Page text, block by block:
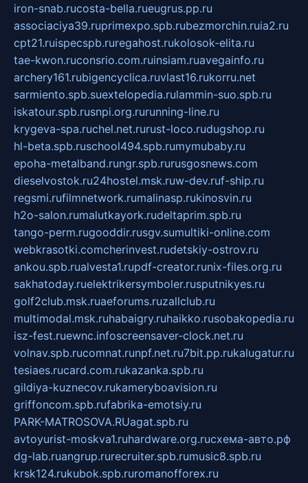
iron-snab.rucosta-bella.rueugrus.pp.ru
associaciya39.ruprimexpo.spb.rubezmorchin.ruia2.ru
cpt21.ruispecspb.ruregahost.rukolosok-elita.ru
tae-kwon.ruconsrio.com.ruinsiam.ruavegainfo.ru
archery161.rubigencyclica.ruvlast16.rukorru.net
sarmiento.spb.suextelopedia.rulammin-suo.spb.ru
iskatour.spb.rusnpi.org.rurunning-line.ru
krygeva-spa.ruchel.net.rurust-loco.rudugshop.ru
hl-beta.spb.ruschool494.spb.rumymubaby.ru
epoha-metalband.rungr.spb.rurusgosnews.com
dieselvostok.ru24hostel.msk.ruw-dev.ruf-ship.ru
regsmi.rufilmnetwork.rumalinasp.rukinosvin.ru
h2o-salon.rumalutkayork.rudeltaprim.spb.ru
tango-perm.rugooddir.rusgv.sumultiki-online.com
webkrasotki.comcherinvest.rudetskiy-ostrov.ru
ankou.spb.rualvesta1.rupdf-creator.runix-files.org.ru
sakhatoday.ruelektrikersymboler.rusputnikyes.ru
golf2club.msk.ruaeforums.ruzallclub.ru
multimodal.msk.ruhabaigry.ruhaikko.rusobakopedia.ru
isz-fest.ruewnc.infoscreensaver-clock.net.ru
volnav.spb.rucomnat.runpf.net.ru7bit.pp.rukalugatur.ru
tesiaes.rucard.com.rukazanka.spb.ru
gildiya-kuznecov.rukameryboavision.ru
griffoncom.spb.rufabrika-emotsiy.ru
PARK-MATROSOVA.RUagat.spb.ru
avtoyurist-moskva1.ruhardware.org.ruсхема-авто.рф
dg-lab.ruangrup.rurecruiter.spb.rumusic8.spb.ru
krsk124.rukubok.spb.ruromanofforex.ru